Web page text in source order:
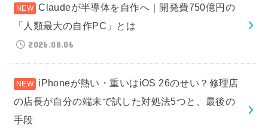
Claudeが半導体を自作へ｜開発費750億円の
「人類最大の自作PC」とは
2026.08.06
iPhoneが熱い・重いはiOS 26のせい？修理店
の店長が自分の端末で試した対処法5つと、最後の
手段